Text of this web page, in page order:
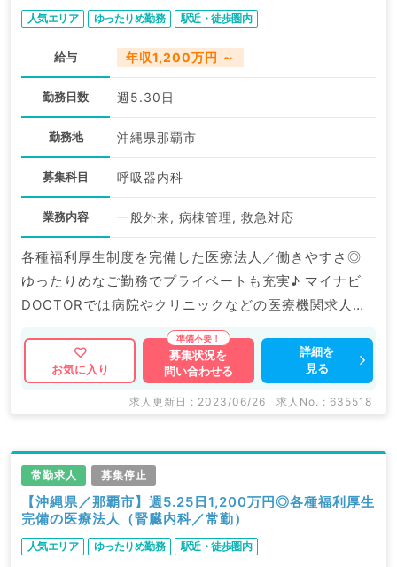
人気エリア ゆったりめ勤務 駅近・徒歩圏内
給与 年収1,200万円 ～
勤務日数 週5.30日
勤務地 沖縄県那覇市
募集科目 呼吸器内科
業務内容 一般外来, 病棟管理, 救急対応
各種福利厚生制度を完備した医療法人／働きやすさ◎
ゆったりめなご勤務でプライベートも充実♪ マイナビ
DOCTORでは病院やクリニックなどの医療機関求人は
もちろんのこと、 掲載情報以外にも産業医等の企業系
求人も多数扱っています。 求人内容の詳細等はお気軽
にお問合せ下さい。
お気に入り
募集状況を
問い合わせる
詳細を
見る
求人更新日 : 2023/06/26 求人No. : 635518
常勤求人 募集停止
【沖縄県／那覇市】週5.25日1,200万円◎各種福利厚生
完備の医療法人（腎臓内科／常勤）
人気エリア ゆったりめ勤務 駅近・徒歩圏内